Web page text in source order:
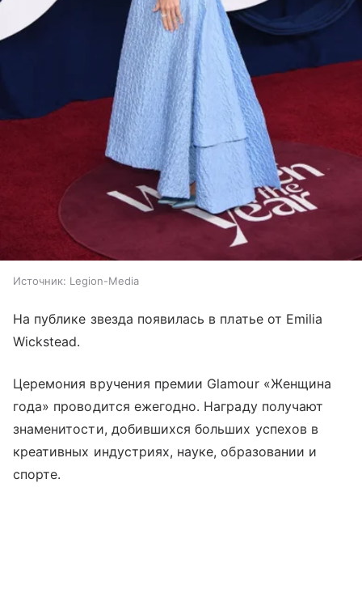
Источник: Legion-Media
На публике звезда появилась в платье от Emilia
Wickstead.
Церемония вручения премии Glamour «Женщина
года» проводится ежегодно. Награду получают
знаменитости, добившихся больших успехов в
креативных индустриях, науке, образовании и
спорте.